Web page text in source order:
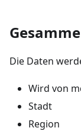
Die Daten
Wird von
Stadt
Region